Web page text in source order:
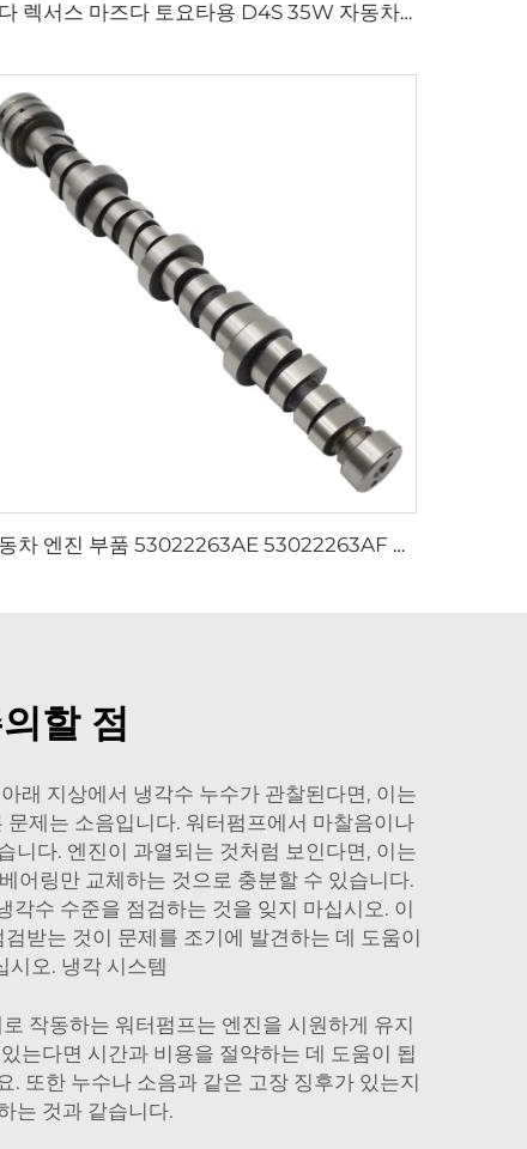
혼다 렉서스 마즈다 토요타용 D4S 35W 자동차 헤드라이트 제논 전구 42402C1
자동차 엔진 부품 53022263AE 53022263AF CHEROKEE 크라이슬러 DODGE JEEP WRANGLER 5.7L V8용 엔진 캠샤프트
할 점
래 지상에서 냉각수 누수가 관찰된다면, 이는
제는 소음입니다. 워터펌프에서 마찰음이나
니다. 엔진이 과열되는 것처럼 보인다면, 이는
어링만 교체하는 것으로 충분할 수 있습니다.
수 수준을 점검하는 것을 잊지 마십시오. 이
받는 것이 문제를 조기에 발견하는 데 도움이
시오. 냉각 시스템
작동하는 워터펌프는 엔진을 시원하게 유지
는다면 시간과 비용을 절약하는 데 도움이 됩
또한 누수나 소음과 같은 고장 징후가 있는지
는 것과 같습니다.